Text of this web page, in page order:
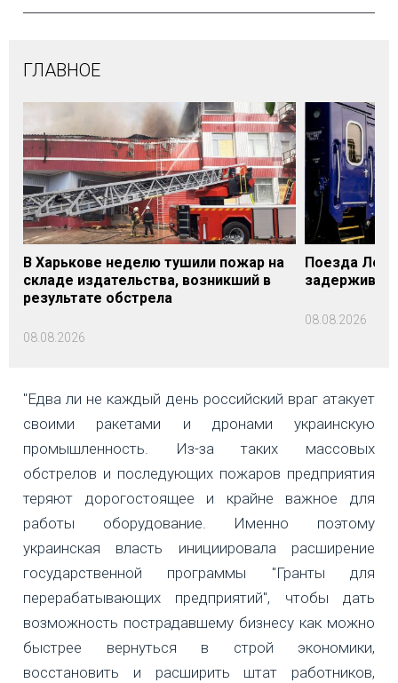
ГЛАВНОЕ
В Харькове неделю тушили пожар на
складе издательства, возникший в
результате обстрела
08.08.2026
Поезда
08.08.2026
"Едва ли не каждый день российский враг атакует
своими ракетами и дронами украинскую
промышленность. Из-за таких массовых
обстрелов и последующих пожаров предприятия
теряют дорогостоящее и крайне важное для
работы оборудование. Именно поэтому
украинская власть инициировала расширение
государственной программы "Гранты для
перерабатывающих предприятий", чтобы дать
возможность пострадавшему бизнесу как можно
быстрее вернуться в строй экономики,
восстановить и расширить штат работников,